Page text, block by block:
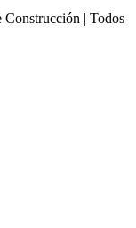
Construcción | Todos